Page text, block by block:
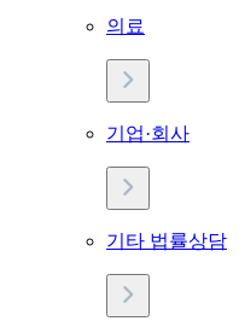
의료
기업·회사
기타 법률상담